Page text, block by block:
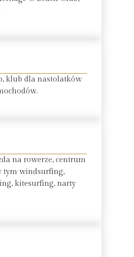
klub dla nastolatków
na rowerze, centrum
tym windsurfing,
kitesurfing, narty